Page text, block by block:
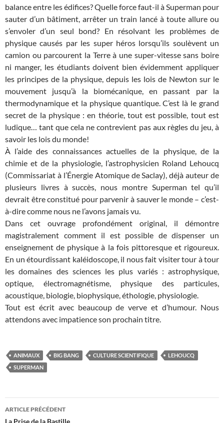
balance entre les édifices? Quelle force faut-il à Superman pour
sauter d’un bâtiment, arrêter un train lancé à toute allure ou
s’envoler d’un seul bond? En résolvant les problèmes de
physique causés par les super héros lorsqu’ils soulèvent un
camion ou parcourent la Terre à une super-vitesse sans boire
ni manger, les étudiants doivent bien évidemment appliquer
les principes de la physique, depuis les lois de Newton sur le
mouvement jusqu’à la biomécanique, en passant par la
thermodynamique et la physique quantique. C’est là le grand
secret de la physique : en théorie, tout est possible, tout est
ludique… tant que cela ne contrevient pas aux règles du jeu, à
savoir les lois du monde!
À l’aide des connaissances actuelles de la physique, de la
chimie et de la physiologie, l’astrophysicien Roland Lehoucq
(Commissariat à l’Énergie Atomique de Saclay), déjà auteur de
plusieurs livres à succès, nous montre Superman tel qu’il
devrait être constitué pour parvenir à sauver le monde – c’est-
à-dire comme nous ne l’avons jamais vu.
Dans cet ouvrage profondément original, il démontre
magistralement comment il est possible de dispenser un
enseignement de physique à la fois pittoresque et rigoureux.
En un étourdissant kaléidoscope, il nous fait visiter tour à tour
les domaines des sciences les plus variés : astrophysique,
optique, électromagnétisme, physique des particules,
acoustique, biologie, biophysique, éthologie, physiologie.
Tout est écrit avec beaucoup de verve et d’humour. Nous
attendons avec impatience son prochain titre.
ANIMAUX BIG BANG CULTURE SCIENTIFIQUE
LEHOUCQ
SUPERMAN
Navigation
ARTICLE PRÉCÉDENT
La Prise de la Bastille